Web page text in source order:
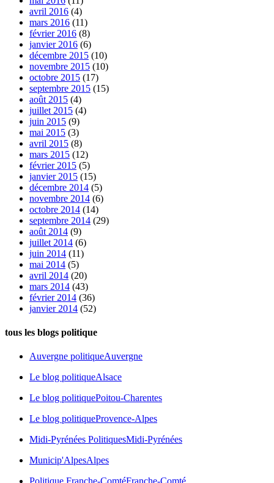
avril 2016 (4)
mars 2016 (11)
février 2016 (8)
janvier 2016 (6)
décembre 2015 (10)
novembre 2015 (10)
octobre 2015 (17)
septembre 2015 (15)
août 2015 (4)
juillet 2015 (4)
juin 2015 (9)
mai 2015 (3)
avril 2015 (8)
mars 2015 (12)
février 2015 (5)
janvier 2015 (15)
décembre 2014 (5)
novembre 2014 (6)
octobre 2014 (14)
septembre 2014 (29)
août 2014 (9)
juillet 2014 (6)
juin 2014 (11)
mai 2014 (5)
avril 2014 (20)
mars 2014 (43)
février 2014 (36)
janvier 2014 (52)
tous les blogs politique
Auvergne politiqueAuvergne
Le blog politiqueAlsace
Le blog politiquePoitou-Charentes
Le blog politiqueProvence-Alpes
Midi-Pyrénées PolitiquesMidi-Pyrénées
Municip'AlpesAlpes